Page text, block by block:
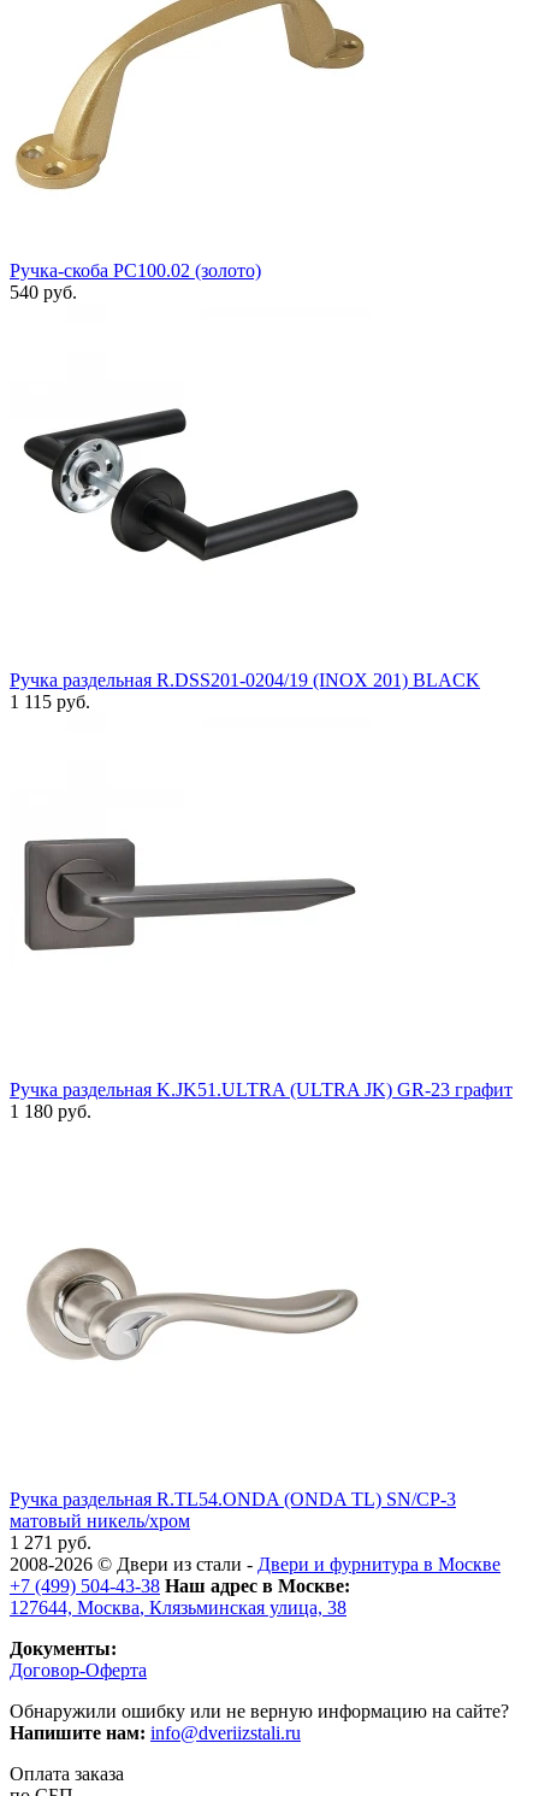
Ручка-скоба РС100.02 (золото)
540 руб.
Ручка раздельная R.DSS201-0204/19 (INOX 201) BLACK
1 115 руб.
Ручка раздельная K.JK51.ULTRA (ULTRA JK) GR-23 графит
1 180 руб.
Ручка раздельная R.TL54.ONDA (ONDA TL) SN/CP-3
матовый никель/хром
1 271 руб.
2008-2026 © Двери из стали - Двери и фурнитура в Москве
+7 (499) 504-43-38 Наш адрес в Москве:
127644, Москва, Клязьминская улица, 38
Документы:
Договор-Оферта
Обнаружили ошибку или не верную информацию на сайте?
Напишите нам: info@dveriizstali.ru
Оплата заказа